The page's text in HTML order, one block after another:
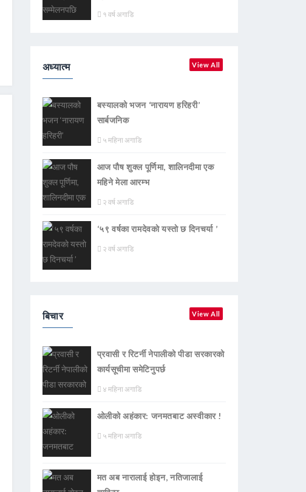
१ वर्ष अगाडि
अध्यात्म View All
बस्यालको भजन ‘नारायण हरिहरी’
सार्बजनिक
५ महिना अगाडि
आज पौष शुक्ल पूर्णिमा, शालिनदीमा एक
महिने मेला आरम्भ
२ वर्ष अगाडि
‘५९ वर्षका रामदेवकाे यस्ताे छ दिनचर्या ’
२ वर्ष अगाडि
बिचार View All
प्रवासी र रिटर्नी नेपालीको पीडा सरकारको
कार्यसूचीमा समेटिनुपर्छ
४ महिना अगाडि
ओलीको अहंकार: जनमतबाट अस्वीकार !
५ महिना अगाडि
मत अब नारालाई होइन, नतिजालाई